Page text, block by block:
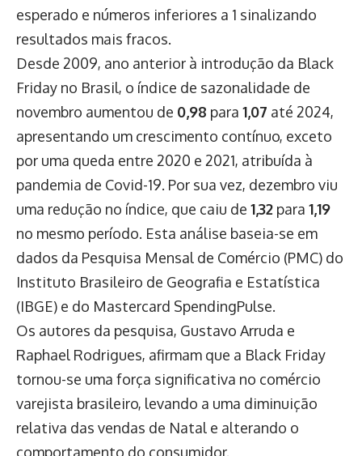
esperado e números inferiores a 1 sinalizando
resultados mais fracos.
Desde 2009, ano anterior à introdução da Black
Friday no Brasil, o índice de sazonalidade de
novembro aumentou de 0,98 para 1,07 até 2024,
apresentando um crescimento contínuo, exceto
por uma queda entre 2020 e 2021, atribuída à
pandemia de Covid-19. Por sua vez, dezembro viu
uma redução no índice, que caiu de 1,32 para 1,19
no mesmo período. Esta análise baseia-se em
dados da Pesquisa Mensal de Comércio (PMC) do
Instituto Brasileiro de Geografia e Estatística
(IBGE) e do Mastercard SpendingPulse.
Os autores da pesquisa, Gustavo Arruda e
Raphael Rodrigues, afirmam que a Black Friday
tornou-se uma força significativa no comércio
varejista brasileiro, levando a uma diminuição
relativa das vendas de Natal e alterando o
comportamento do consumidor.